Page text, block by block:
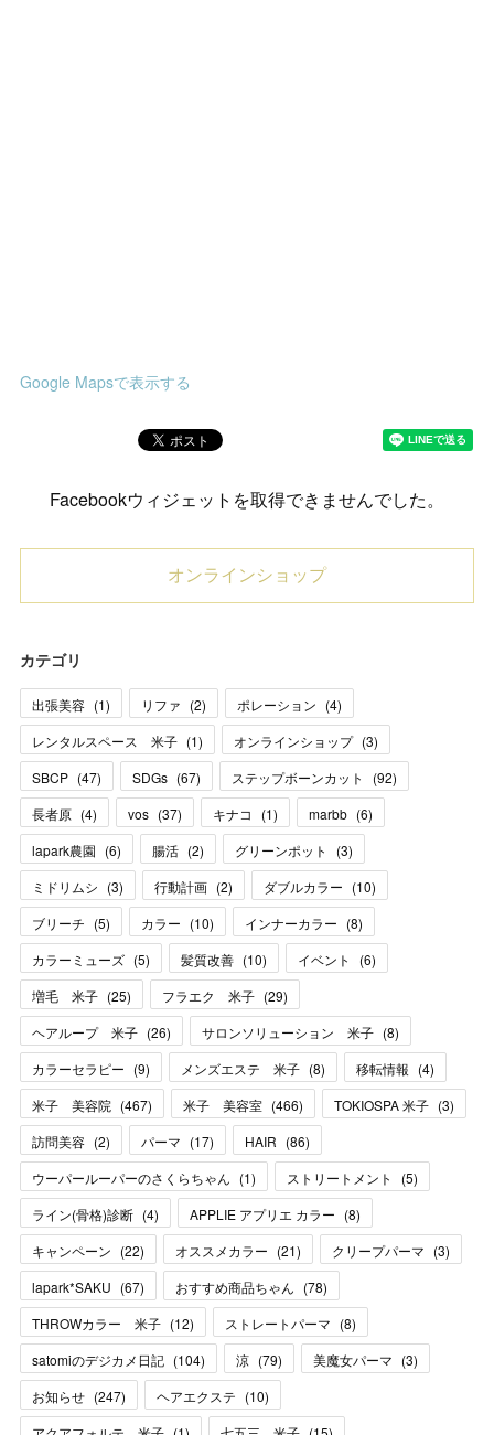
Google Mapsで表示する
Facebookウィジェットを取得できませんでした。
オンラインショップ
カテゴリ
出張美容 (1) リファ (2) ポレーション (4)
レンタルスペース 米子 (1) オンラインショップ (3)
SBCP (47) SDGs (67) ステップボーンカット (92)
長者原 (4) vos (37) キナコ (1) marbb (6)
lapark農園 (6) 腸活 (2) グリーンポット (3)
ミドリムシ (3) 行動計画 (2) ダブルカラー (10)
ブリーチ (5) カラー (10) インナーカラー (8)
カラーミューズ (5) 髪質改善 (10) イベント (6)
増毛 米子 (25) フラエク 米子 (29)
ヘアループ 米子 (26) サロンソリューション 米子 (8)
カラーセラピー (9) メンズエステ 米子 (8) 移転情報 (4)
米子 美容院 (467) 米子 美容室 (466) TOKIOSPA 米子 (3)
訪問美容 (2) パーマ (17) HAIR (86)
ウーパールーパーのさくらちゃん (1) ストリートメント (5)
ライン(骨格)診断 (4) APPLIE アプリエ カラー (8)
キャンペーン (22) オススメカラー (21) クリープパーマ (3)
lapark*SAKU (67) おすすめ商品ちゃん (78)
THROWカラー 米子 (12) ストレートパーマ (8)
satomiのデジカメ日記 (104) 涼 (79) 美魔女パーマ (3)
お知らせ (247) ヘアエクステ (10)